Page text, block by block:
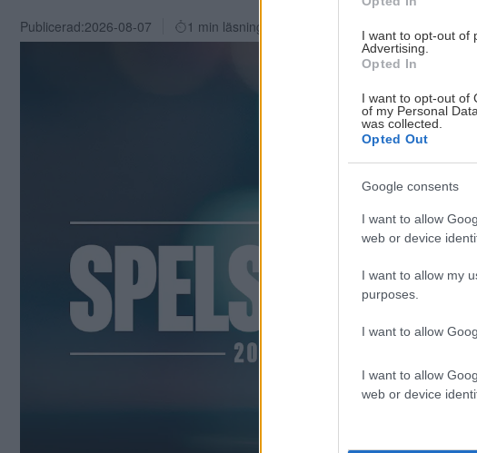
I want to opt-out of
Advertising.
Opted In
I want to opt-out of
of my Personal
was collected.
Opted Out
Google consents
I want to allow
web or device
I want to allow my
purposes.
I want to allow
I want to allow
web or device
Publicerad:2026-08-07 1 min läsning